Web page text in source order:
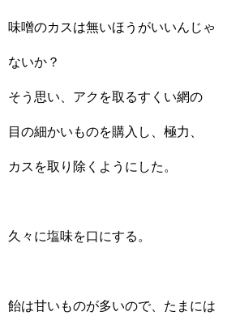
味噌のカスは無いほうがいいんじゃ
ないか？
そう思い、アクを取るすくい網の
目の細かいものを購入し、極力、
カスを取り除くようにした。
久々に塩味を口にする。
飴は甘いものが多いので、たまには